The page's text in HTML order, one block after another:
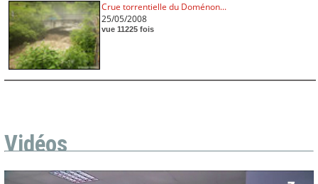
Crue torrentielle du Doménon...
25/05/2008
vue 11225 fois
Vidéos